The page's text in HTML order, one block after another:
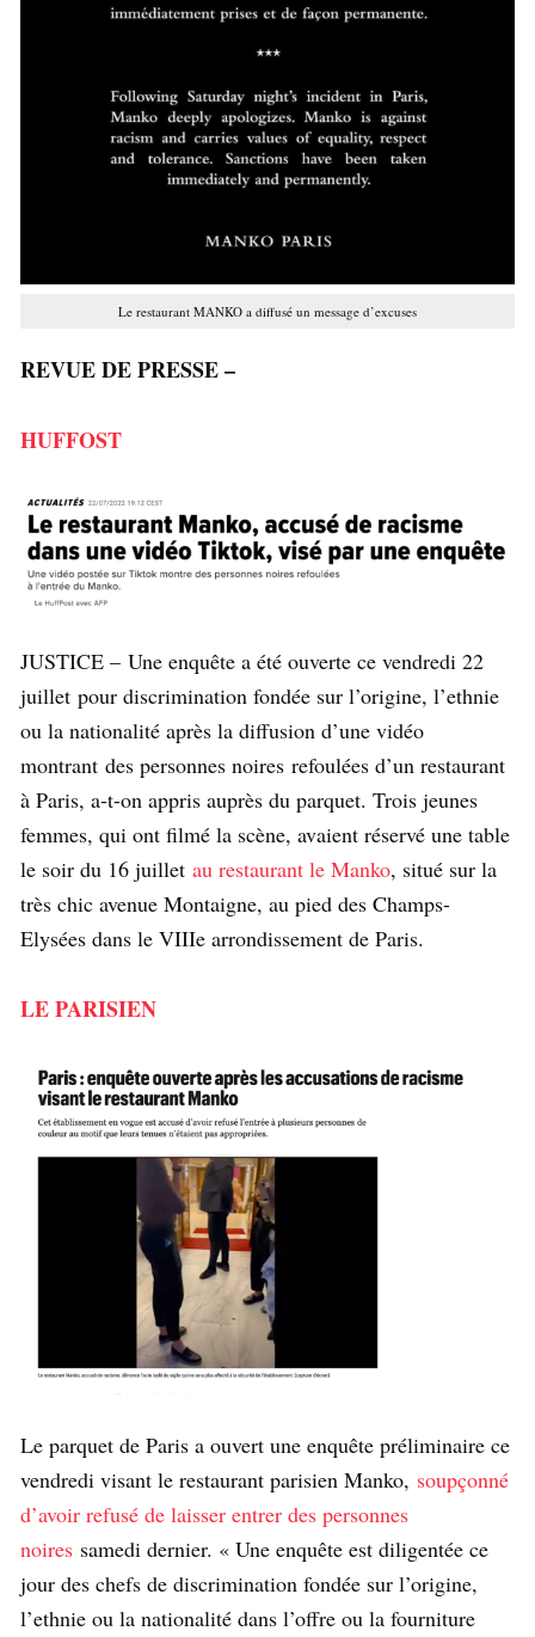
Le restaurant MANKO a diffusé un message d’excuses
REVUE DE PRESSE –
HUFFOST
JUSTICE – Une enquête a été ouverte ce vendredi 22
juillet pour discrimination fondée sur l’origine, l’ethnie
ou la nationalité après la diffusion d’une vidéo
montrant des personnes noires refoulées d’un restaurant
à Paris, a-t-on appris auprès du parquet. Trois jeunes
femmes, qui ont filmé la scène, avaient réservé une table
le soir du 16 juillet au restaurant le Manko, situé sur la
très chic avenue Montaigne, au pied des Champs-
Elysées dans le VIIIe arrondissement de Paris.
LE PARISIEN
Le parquet de Paris a ouvert une enquête préliminaire ce
vendredi visant le restaurant parisien Manko, soupçonné
d’avoir refusé de laisser entrer des personnes
noires samedi dernier. « Une enquête est diligentée ce
jour des chefs de discrimination fondée sur l’origine,
l’ethnie ou la nationalité dans l’offre ou la fourniture